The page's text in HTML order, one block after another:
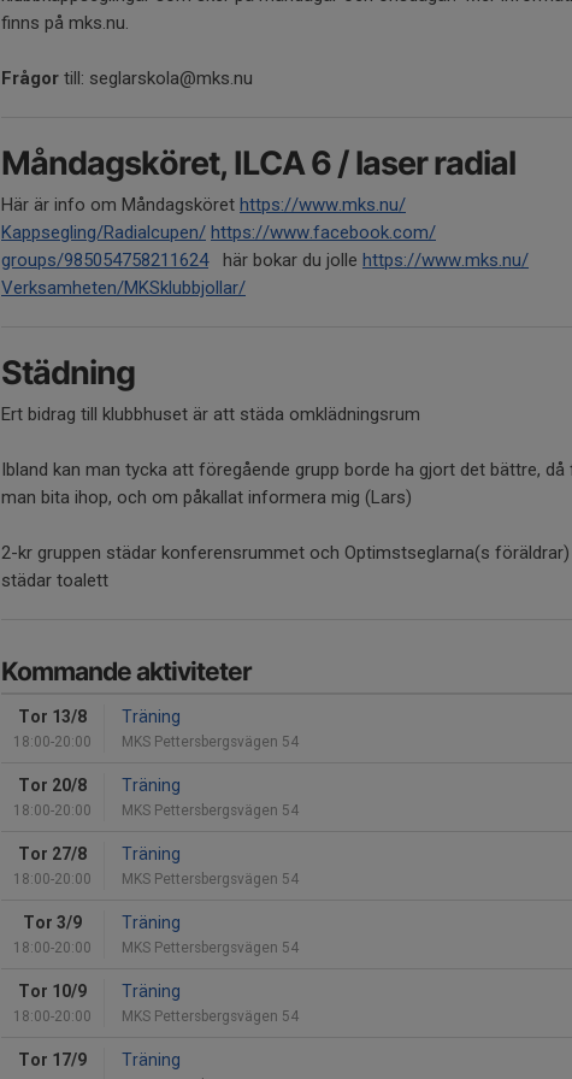
finns på mks.nu.
Frågor till: seglarskola@mks.nu
Måndagsköret, ILCA 6 / laser radial
Här är info om Måndagsköret https://www.mks.nu/
Kappsegling/Radialcupen/ https://www.facebook.com/
groups/985054758211624här bokar du jolle https://www.mks.nu/
Verksamheten/MKSklubbjollar/
Städning
Ert bidrag till klubbhuset är att städa omklädningsrum
Ibland kan man tycka att föregående grupp borde ha gjort det bättre, då
man bita ihop, och om påkallat informera mig (Lars)
2-kr gruppen städar konferensrummet och Optimstseglarna(s föräldrar)
städar toalett
Kommande aktiviteter
Tor 13/8
18:00-20:00
Träning
MKS Pettersbergsvägen 54
Tor 20/8
18:00-20:00
Träning
MKS Pettersbergsvägen 54
Tor 27/8
18:00-20:00
Träning
MKS Pettersbergsvägen 54
Tor 3/9
18:00-20:00
Träning
MKS Pettersbergsvägen 54
Tor 10/9
18:00-20:00
Träning
MKS Pettersbergsvägen 54
Tor 17/9 Träning